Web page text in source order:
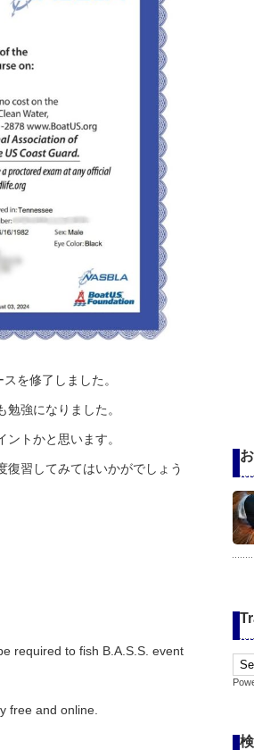
を修了しました。
強になりました。
トかと思います。
習してみてはいかがでしょう
required to fish B.A.S.S. event
free and online.